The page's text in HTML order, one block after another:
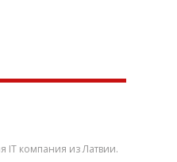
IT компания из Латвии.